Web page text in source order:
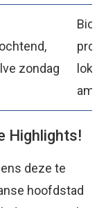
zondag
Highlights!
deze te
hoofdstad